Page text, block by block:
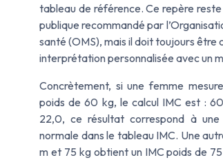
tableau de référence. Ce repère
publique recommandé par
santé (OMS), mais il doit toujours être
interprétation personnalisée avec un
Concrètement, si une femme
poids de 60 kg, le calcul IMC est :
22,0, ce résultat correspond à une
normale dans le tableau IMC. Une
m et 75 kg obtient un IMC poids de